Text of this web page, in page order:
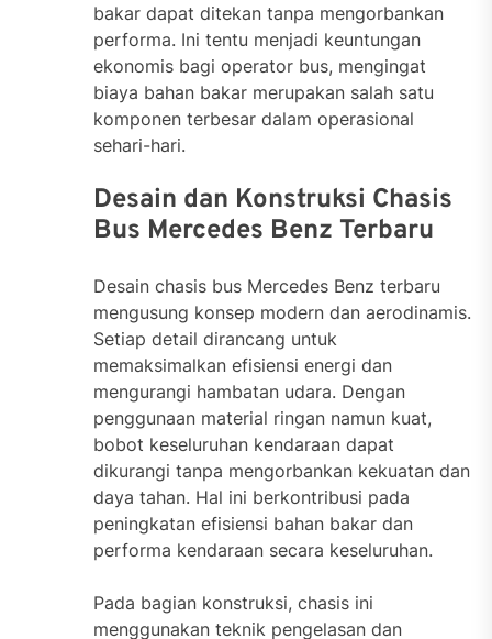
bakar dapat ditekan tanpa mengorbankan
performa. Ini tentu menjadi keuntungan
ekonomis bagi operator bus, mengingat
biaya bahan bakar merupakan salah satu
komponen terbesar dalam operasional
sehari-hari.
Desain dan Konstruksi Chasis
Bus Mercedes Benz Terbaru
Desain chasis bus Mercedes Benz terbaru
mengusung konsep modern dan aerodinamis.
Setiap detail dirancang untuk
memaksimalkan efisiensi energi dan
mengurangi hambatan udara. Dengan
penggunaan material ringan namun kuat,
bobot keseluruhan kendaraan dapat
dikurangi tanpa mengorbankan kekuatan dan
daya tahan. Hal ini berkontribusi pada
peningkatan efisiensi bahan bakar dan
performa kendaraan secara keseluruhan.
Pada bagian konstruksi, chasis ini
menggunakan teknik pengelasan dan